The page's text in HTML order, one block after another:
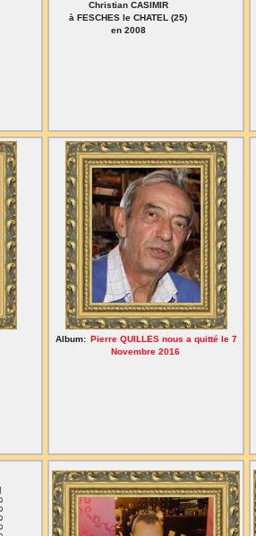
Christian CASIMIR
à FESCHES le CHATEL (25)
en 2008
Album: Pierre QUILLES nous a quitté le 7
Novembre 2016